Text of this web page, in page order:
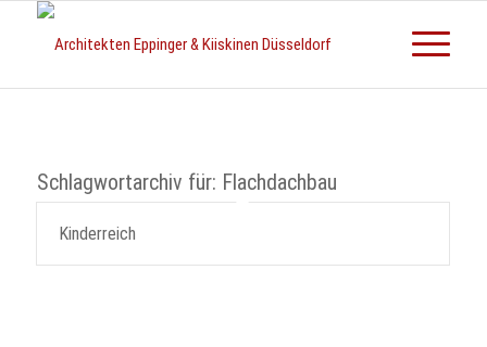
Schlagwortarchiv für: Flachdachbau
Kinderreich